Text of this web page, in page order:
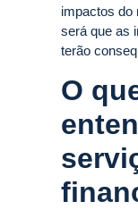
impactos do
será que as
terão
O